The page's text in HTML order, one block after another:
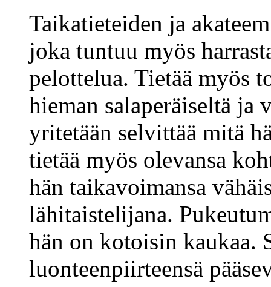
Taikatieteiden ja
joka tuntuu myös
pelottelua. Tietää myös
hieman salaperäiseltä
yritetään selvittää mitä
tietää myös olevansa
hän taikavoimansa
lähitaistelijana.
hän on kotoisin
luonteenpiirteensä